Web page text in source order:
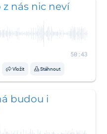
z nás nic neví
50:43
Vložit Stáhnout
budou i